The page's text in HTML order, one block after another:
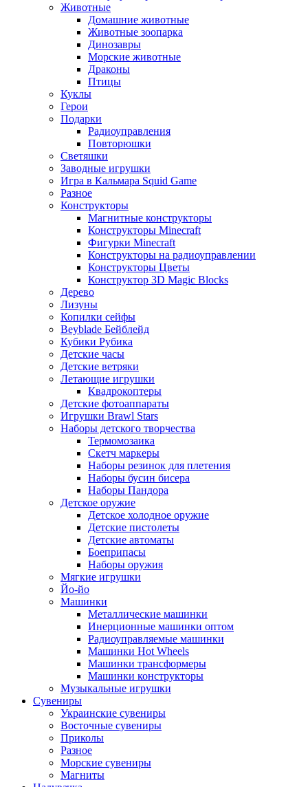
Животные
Домашние животные
Животные зоопарка
Динозавры
Морские животные
Драконы
Птицы
Куклы
Герои
Подарки
Радиоуправления
Повторюшки
Светяшки
Заводные игрушки
Игра в Кальмара Squid Game
Разное
Конструкторы
Магнитные конструкторы
Конструкторы Minecraft
Фигурки Minecraft
Конструкторы на радиоуправлении
Конструкторы Цветы
Конструктор 3D Magic Blocks
Дерево
Лизуны
Копилки сейфы
Beyblade Бейблейд
Кубики Рубика
Детские часы
Детские ветряки
Летающие игрушки
Квадрокоптеры
Детские фотоаппараты
Игрушки Brawl Stars
Наборы детского творчества
Термомозаика
Скетч маркеры
Наборы резинок для плетения
Наборы бусин бисера
Наборы Пандора
Детское оружие
Детское холодное оружие
Детские пистолеты
Детские автоматы
Боеприпасы
Наборы оружия
Мягкие игрушки
Йо-йо
Машинки
Металлические машинки
Инерционные машинки оптом
Радиоуправляемые машинки
Машинки Hot Wheels
Машинки трансформеры
Машинки конструкторы
Музыкальные игрушки
Сувениры
Украинские сувениры
Восточные сувениры
Приколы
Разное
Морские сувениры
Магниты